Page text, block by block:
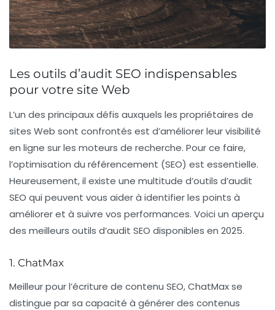
Les outils d’audit SEO indispensables
pour votre site Web
L’un des principaux défis auxquels les propriétaires de
sites Web sont confrontés est d’améliorer leurvisibilité
en ligne sur les moteurs de recherche. Pour ce faire,
l’optimisation du référencement (SEO) est essentielle.
Heureusement, il existe une multitude d’outils d’audit
SEO qui peuvent vous aider à identifier les points à
améliorer et à suivre vos performances. Voici un aperçu
des meilleurs outils d’audit SEO disponibles en 2025.
1. ChatMax
Meilleur pour l’écriture de contenu SEO, ChatMax se
distingue par sa capacité à générer des contenus